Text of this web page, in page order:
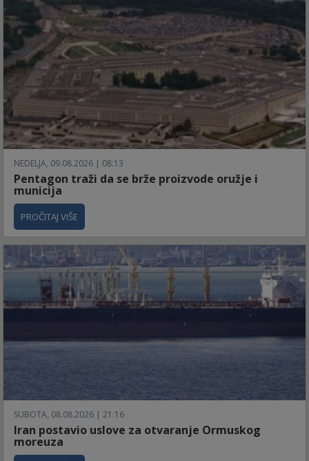
NEDELJA, 09.08.2026 | 08:13
Pentagon traži da se brže proizvode oružje i
municija
PROČITAJ VIŠE
SUBOTA, 08.08.2026 | 21:16
Iran postavio uslove za otvaranje Ormuskog
moreuza